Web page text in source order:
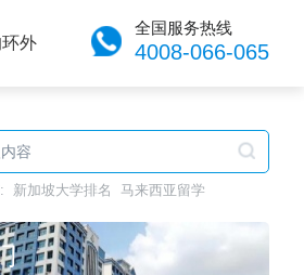
外
全国服务热线
4008-066-065
新加坡大学排名 马来西亚留学